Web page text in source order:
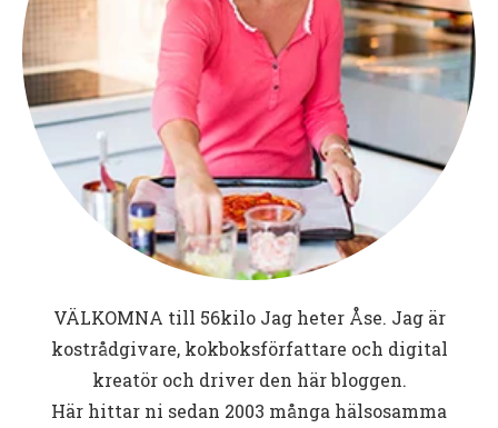
VÄLKOMNA till 56kiloJag heter Åse. Jag är
kostrådgivare, kokboksförfattare och digital
kreatör och driver den här bloggen.
Här hittar ni sedan 2003 många hälsosamma